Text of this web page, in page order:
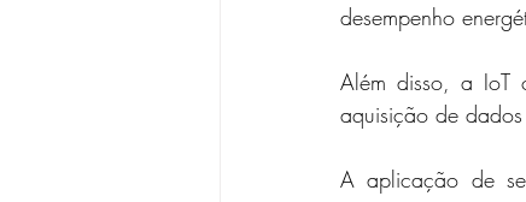
desempenho
Além disso, a IoT
aquisição de
A aplicação de